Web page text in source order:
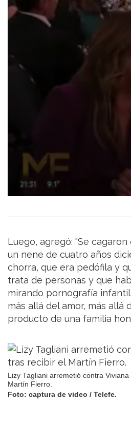
Luego, agregó: "Se
un nene de cuatro años
chorra, que era pedófila y
trata de personas y que
mirando pornografía
más allá del amor, más allá
producto de una familia
Lizy Tagliani arremetió contra
Martín Fierro.
Foto: captura de video / Telefe.